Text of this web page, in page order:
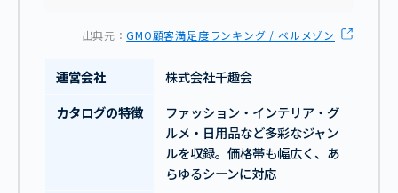
出典元：GMO顧客満足度ランキング / ベルメゾン
運営会社
株式会社千趣会
カタログの特徴
ファッション・インテリア・グ
ルメ・日用品など多彩なジャン
ルを収録。価格帯も幅広く、あ
らゆるシーンに対応